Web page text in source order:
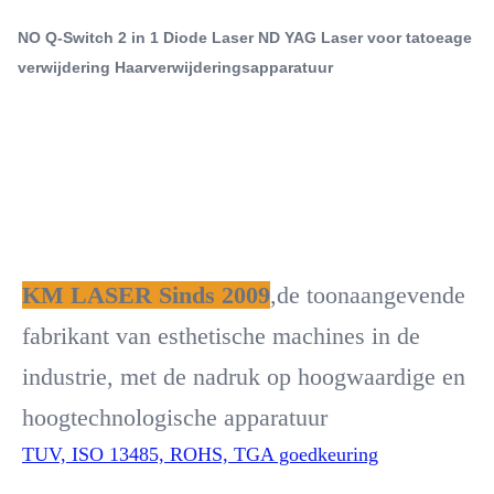
ISO 13485, ROHS, TGA goedkeuring Wil je een ...
- Nee.
Anti-zwelling, pigmentverwijdering, donkere kringen,
Application:
Voor commercieel gebruik
After-Sales Service Provided:
Gratis onderdelen, Online-ondersteuning,
Videotechnische ondersteuning, Installatie,
NO Q-Switch 2 in 1 Diode Laser ND YAG Laser voor tatoeage
verwijdering Haarverwijderingsapparatuur
KM LASER Sinds 2009,de toonaangevende
fabrikant van esthetische machines in de
industrie, met de nadruk op hoogwaardige en
hoogtechnologische apparatuur
TUV, ISO 13485, ROHS, TGA goedkeuring